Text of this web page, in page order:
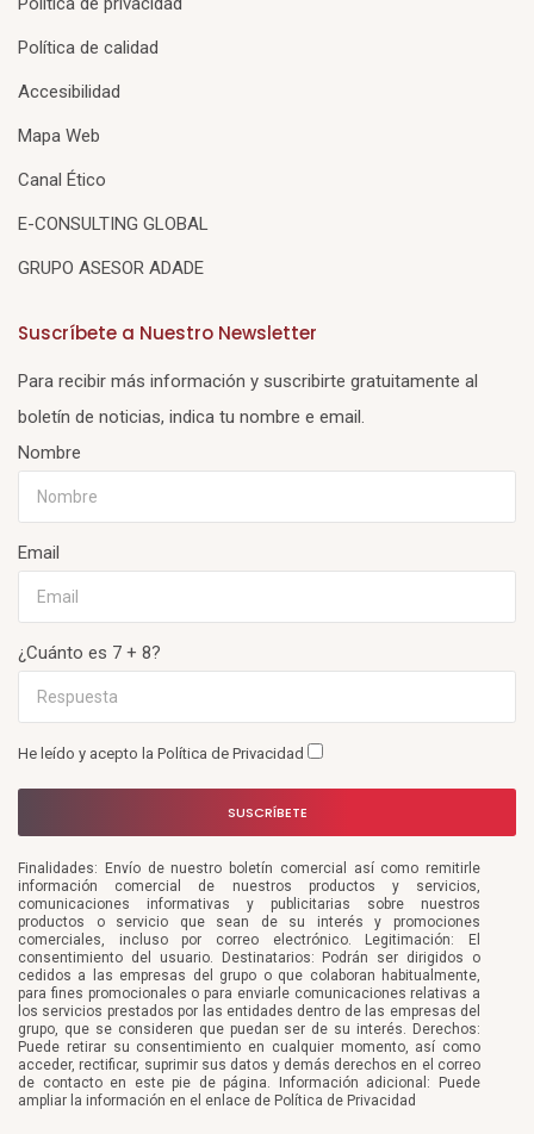
Política de calidad
Accesibilidad
Mapa Web
Canal Ético
E-CONSULTING GLOBAL
GRUPO ASESOR ADADE
Suscríbete a Nuestro Newsletter
Para recibir más información y suscribirte gratuitamente al
boletín de noticias, indica tu nombre e email.
Nombre
Email
¿Cuánto es 7 + 8?
He leído y acepto la Política de Privacidad
SUSCRÍBETE
Finalidades: Envío de nuestro boletín comercial así como remitirle
información comercial de nuestros productos y servicios,
comunicaciones informativas y publicitarias sobre nuestros
productos o servicio que sean de su interés y promociones
comerciales, incluso por correo electrónico. Legitimación: El
consentimiento del usuario. Destinatarios: Podrán ser dirigidos o
cedidos a las empresas del grupo o que colaboran habitualmente,
para fines promocionales o para enviarle comunicaciones relativas a
los servicios prestados por las entidades dentro de las empresas del
grupo, que se consideren que puedan ser de su interés. Derechos:
Puede retirar su consentimiento en cualquier momento, así como
acceder, rectificar, suprimir sus datos y demás derechos en el correo
de contacto en este pie de página. Información adicional: Puede
ampliar la información en el enlace de Política de Privacidad